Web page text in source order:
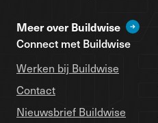
Meer over Buildwise
Connect met Buildwise
Werken bij Buildwise
Contact
Nieuwsbrief Buildwise